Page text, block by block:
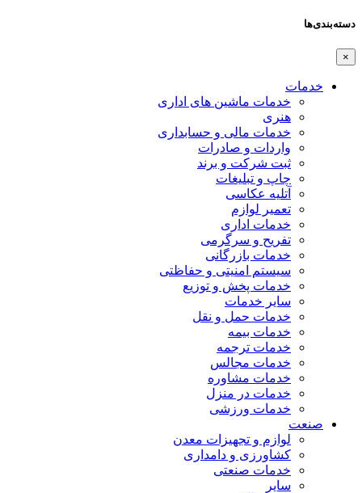
دسته‌بندی‌ها
×
خدمات
خدمات ماشین های اداری
هنری
خدمات مالی و حسابداری
واردات و صادرات
ثبت شرکت و برند
چاپ و تبلیغات
آتلیه عکاسی
تعمیر لوازم
خدمات اداری
تفریح و سرگرمی
خدمات بازرگانی
سیستم امنیتی و حفاظتی
خدمات پخش و توزیع
سایر خدمات
خدمات حمل و نقل
خدمات بیمه
خدمات ترجمه
خدمات مجالس
خدمات مشاوره
خدمات در منزل
خدمات ورزشی
صنعت
لوازم و تجهیزات معدن
کشاورزی و دامداری
خدمات صنعتی
سایر